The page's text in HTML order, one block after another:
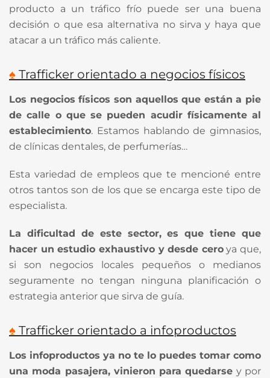
producto a un tráfico frío puede ser una buena
decisión o que esa alternativa no sirva y haya que
atacar a un tráfico más caliente.
♠ Trafficker orientado a negocios físicos
Los negocios físicos son aquellos que están a pie
de calle o que se pueden acudir físicamente al
establecimiento. Estamos hablando de gimnasios,
de clínicas dentales, de perfumerías…
Esta variedad de empleos que te mencioné entre
otros tantos son de los que se encarga este tipo de
especialista.
La dificultad de este sector, es que tiene que
hacer un estudio exhaustivo y desde ceroya que,
si son negocios locales pequeños o medianos
seguramente no tengan ninguna planificación o
estrategia anterior que sirva de guía.
♠ Trafficker orientado a infoproductos
Los infoproductos ya no te lo puedes tomar como
una moda pasajera, vinieron para quedarse y por